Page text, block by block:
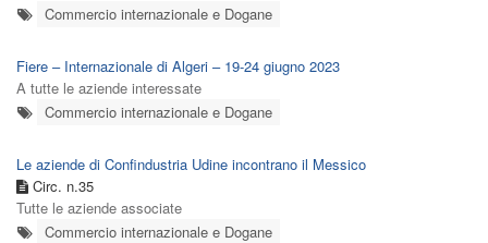
Commercio internazionale e Dogane
Fiere – Internazionale di Algeri – 19-24 giugno 2023
A tutte le aziende interessate
Commercio internazionale e Dogane
Le aziende di Confindustria Udine incontrano il Messico
Circ. n.35
Tutte le aziende associate
Commercio internazionale e Dogane